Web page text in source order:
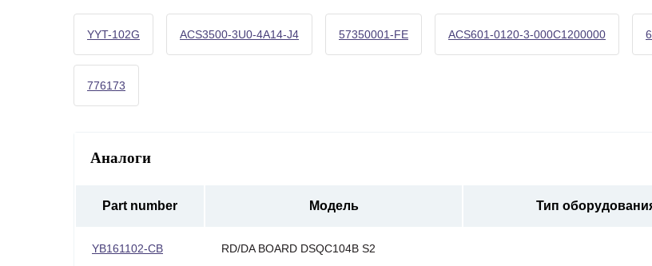
YYT-102G ACS3500-3U0-4A14-J4 57350001-FE ACS601-0120-3-000C1200000
776173
Аналоги
Part number Модель Тип
YB161102-CB RD/DA BOARD DSQC104B S2